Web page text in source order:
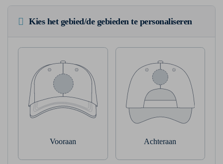
Kies het gebied/de gebieden te personaliseren
Vooraan Achteraan